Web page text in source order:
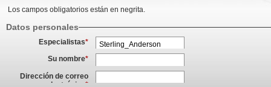
Los campos obligatorios están en negrita.
Datos personales
Especialistas*
Su nombre*
Dirección de correo
electrónico *